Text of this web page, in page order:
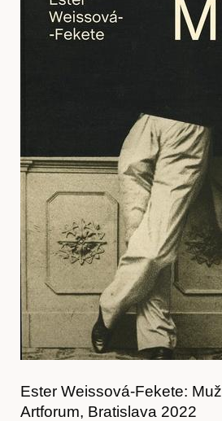
Ester Weissová-Fekete: Muž
Artforum, Bratislava 2022